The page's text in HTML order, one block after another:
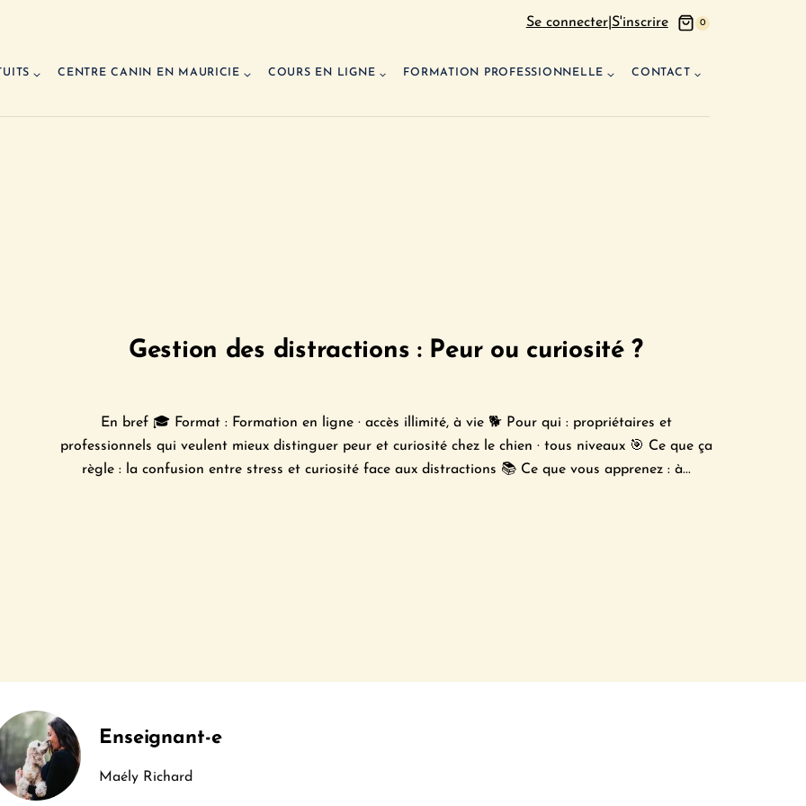
Se connecter| S'inscrire 0
CENTRE CANIN EN MAURICIE COURS EN LIGNE FORMATION PROFESSIONNELLE CONTACT
Gestion des distractions : Peur ou curiosité ?
En bref 🎓 Format : Formation en ligne · accès illimité, à vie 🐕 Pour qui : propriétaires et
professionnels qui veulent mieux distinguer peur et curiosité chez le chien · tous niveaux 🎯 Ce que ça
règle : la confusion entre stress et curiosité face aux distractions 📚 Ce que vous apprenez : à...
Enseignant-e
Maély Richard